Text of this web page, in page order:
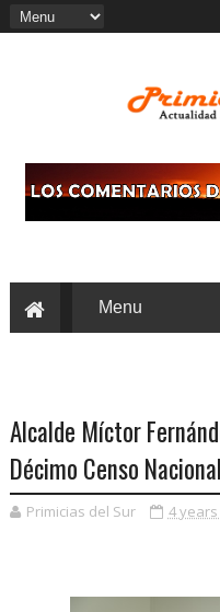
Alcalde Míctor
Décimo Censo
Primicias del Sur 4